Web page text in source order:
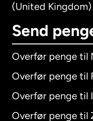
(United Kingdom)
Send
Overfør penge til
Overfør penge til
Overfør penge til
Overfør penge til